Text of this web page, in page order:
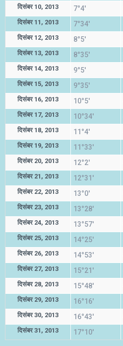
दिसंबर 10, 2013 7°4'
दिसंबर 11, 2013 7°34'
दिसंबर 12, 2013 8°5'
दिसंबर 13, 2013 8°35'
दिसंबर 14, 2013 9°5'
दिसंबर 15, 2013 9°35'
दिसंबर 16, 2013 10°5'
दिसंबर 17, 2013 10°34'
दिसंबर 18, 2013 11°4'
दिसंबर 19, 2013 11°33'
दिसंबर 20, 2013 12°2'
दिसंबर 21, 2013 12°31'
दिसंबर 22, 2013 13°0'
दिसंबर 23, 2013 13°28'
दिसंबर 24, 2013 13°57'
दिसंबर 25, 2013 14°25'
दिसंबर 26, 2013 14°53'
दिसंबर 27, 2013 15°21'
दिसंबर 28, 2013 15°48'
दिसंबर 29, 2013 16°16'
दिसंबर 30, 2013 16°43'
दिसंबर 31, 2013 17°10'